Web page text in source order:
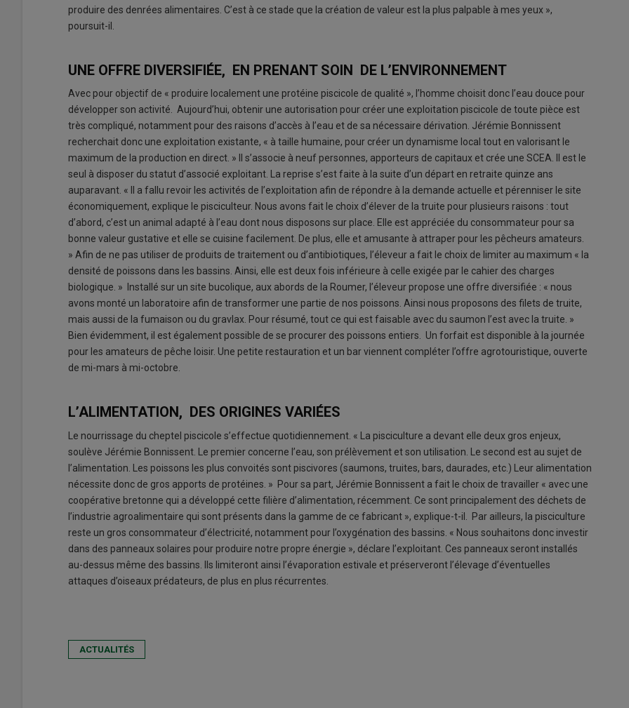
produire des denrées alimentaires. C’est à ce stade que la création de valeur est la plus palpable à mes yeux »,
poursuit-il.
UNE OFFRE DIVERSIFIÉE, EN PRENANT SOIN DE L’ENVIRONNEMENT
Avec pour objectif de « produire localement une protéine piscicole de qualité », l’homme choisit donc l’eau douce pour
développer son activité. Aujourd’hui, obtenir une autorisation pour créer une exploitation piscicole de toute pièce est
très compliqué, notamment pour des raisons d’accès à l’eau et de sa nécessaire dérivation. Jérémie Bonnissent
recherchait donc une exploitation existante, « à taille humaine, pour créer un dynamisme local tout en valorisant le
maximum de la production en direct. » Il s’associe à neuf personnes, apporteurs de capitaux et crée une SCEA. Il est le
seul à disposer du statut d’associé exploitant. La reprise s’est faite à la suite d’un départ en retraite quinze ans
auparavant. « Il a fallu revoir les activités de l’exploitation afin de répondre à la demande actuelle et pérenniser le site
économiquement, explique le pisciculteur. Nous avons fait le choix d’élever de la truite pour plusieurs raisons : tout
d’abord, c’est un animal adapté à l’eau dont nous disposons sur place. Elle est appréciée du consommateur pour sa
bonne valeur gustative et elle se cuisine facilement. De plus, elle et amusante à attraper pour les pêcheurs amateurs.
» Afin de ne pas utiliser de produits de traitement ou d’antibiotiques, l’éleveur a fait le choix de limiter au maximum « la
densité de poissons dans les bassins. Ainsi, elle est deux fois inférieure à celle exigée par le cahier des charges
biologique. » Installé sur un site bucolique, aux abords de la Roumer, l’éleveur propose une offre diversifiée : « nous
avons monté un laboratoire afin de transformer une partie de nos poissons. Ainsi nous proposons des filets de truite,
mais aussi de la fumaison ou du gravlax. Pour résumé, tout ce qui est faisable avec du saumon l’est avec la truite. »
Bien évidemment, il est également possible de se procurer des poissons entiers. Un forfait est disponible à la journée
pour les amateurs de pêche loisir. Une petite restauration et un bar viennent compléter l’offre agrotouristique, ouverte
de mi-mars à mi-octobre.
L’ALIMENTATION, DES ORIGINES VARIÉES
Le nourrissage du cheptel piscicole s’effectue quotidiennement. « La pisciculture a devant elle deux gros enjeux,
soulève Jérémie Bonnissent. Le premier concerne l’eau, son prélèvement et son utilisation. Le second est au sujet de
l’alimentation. Les poissons les plus convoités sont piscivores (saumons, truites, bars, daurades, etc.) Leur alimentation
nécessite donc de gros apports de protéines. » Pour sa part, Jérémie Bonnissent a fait le choix de travailler « avec une
coopérative bretonne qui a développé cette filière d’alimentation, récemment. Ce sont principalement des déchets de
l’industrie agroalimentaire qui sont présents dans la gamme de ce fabricant », explique-t-il. Par ailleurs, la pisciculture
reste un gros consommateur d’électricité, notamment pour l’oxygénation des bassins. « Nous souhaitons donc investir
dans des panneaux solaires pour produire notre propre énergie », déclare l’exploitant. Ces panneaux seront installés
au-dessus même des bassins. Ils limiteront ainsi l’évaporation estivale et préserveront l’élevage d’éventuelles
attaques d’oiseaux prédateurs, de plus en plus récurrentes.
ACTUALITÉS